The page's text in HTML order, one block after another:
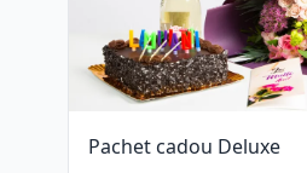
Pachet cadou Deluxe